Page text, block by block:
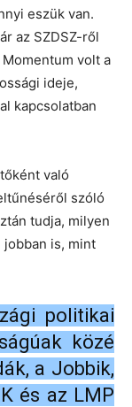
eszük van.
az SZDSZ-ről
volt a
ideje,
kapcsolatban
való
szóló
tudja, milyen
is, mint
politikai
közé
a Jobbik,
és az LMP